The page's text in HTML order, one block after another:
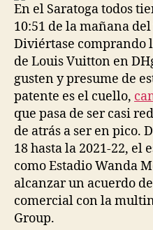
En el Saratoga todos
10:51 de la mañana
Diviértase comprando
de Louis Vuitton en
gusten y presume de
patente es el cuello,
que pasa de ser casi
de atrás a ser en pico.
18 hasta la 2021-22, el
como Estadio Wanda
alcanzar un acuerdo
comercial con la
Group.